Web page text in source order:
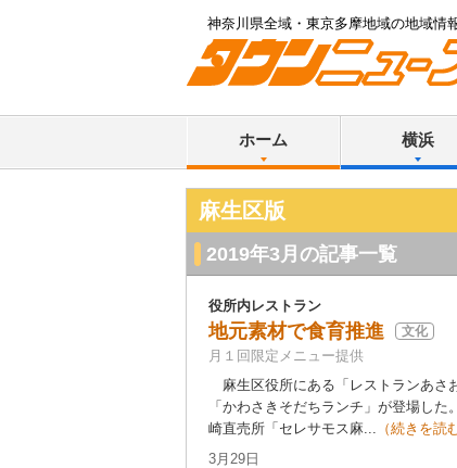
神奈川県全域・東京多摩地域の地域情
ホーム 横浜
麻生区版
2019年3月の記事一覧
役所内レストラン
地元素材で食育推進 文化
月１回限定メニュー提供
麻生区役所にある「レストランあさ
「かわさきそだちランチ」が登場し
崎直売所「セレサモス麻... （続きを読
3月29日